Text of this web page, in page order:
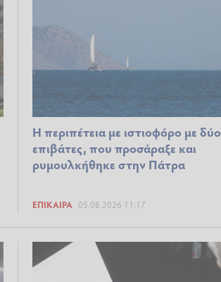
Η περιπέτεια με ιστιοφόρο με δύο
επιβάτες, που προσάραξε και
ρυμουλκήθηκε στην Πάτρα
ΕΠΊΚΑΙΡΑ 05.08.2026 11:17